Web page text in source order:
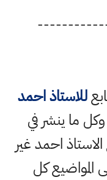
للاستاذ احمد
ما ينشر في
احمد غير
كل